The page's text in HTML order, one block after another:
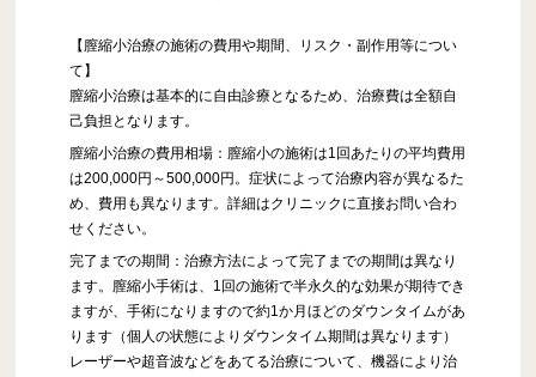
【膣縮小治療の施術の費用や期間、リスク・副作用等につい
て】
膣縮小治療は基本的に自由診療となるため、治療費は全額自
己負担となります。
膣縮小治療の費用相場：膣縮小の施術は1回あたりの平均費用
は200,000円～500,000円。症状によって治療内容が異なるた
め、費用も異なります。詳細はクリニックに直接お問い合わ
せください。
完了までの期間：治療方法によって完了までの期間は異なり
ます。膣縮小手術は、1回の施術で半永久的な効果が期待でき
ますが、手術になりますので約1か月ほどのダウンタイムがあ
ります（個人の状態によりダウンタイム期間は異なります）
レーザーや超音波などをあてる治療について、機器により治